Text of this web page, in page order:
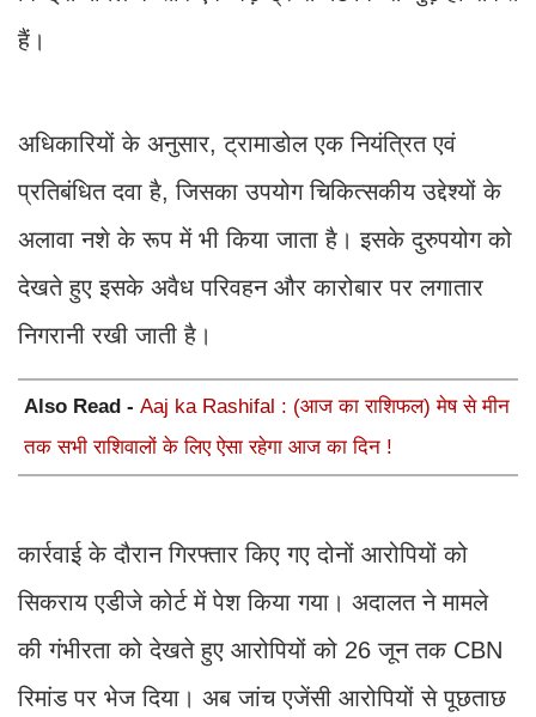
हैं।
अधिकारियों के अनुसार, ट्रामाडोल एक नियंत्रित एवं
प्रतिबंधित दवा है, जिसका उपयोग चिकित्सकीय उद्देश्यों के
अलावा नशे के रूप में भी किया जाता है। इसके दुरुपयोग को
देखते हुए इसके अवैध परिवहन और कारोबार पर लगातार
निगरानी रखी जाती है।
Also Read - Aaj ka Rashifal : (आज का राशिफल) मेष से मीन
तक सभी राशिवालों के लिए ऐसा रहेगा आज का दिन !
कार्रवाई के दौरान गिरफ्तार किए गए दोनों आरोपियों को
सिकराय एडीजे कोर्ट में पेश किया गया। अदालत ने मामले
की गंभीरता को देखते हुए आरोपियों को 26 जून तक CBN
रिमांड पर भेज दिया। अब जांच एजेंसी आरोपियों से पूछताछ